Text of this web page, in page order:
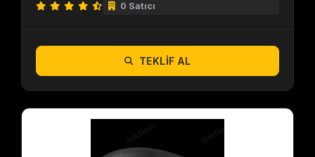
0 Satıcı
TEKLIF AL